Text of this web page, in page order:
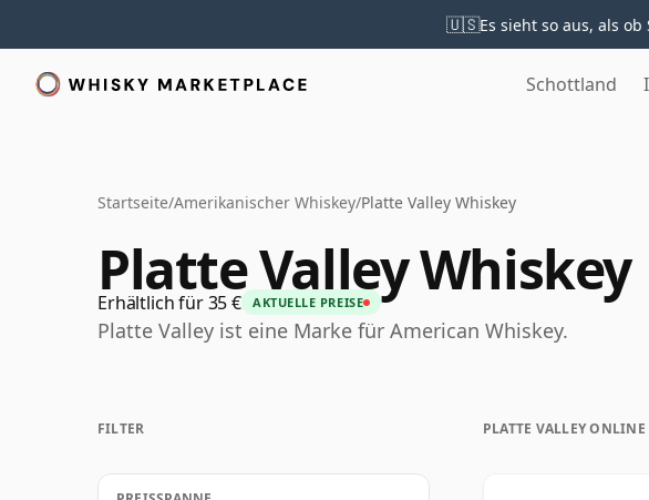
🇺🇸Es sieht so aus, als
Schottland
Startseite/Amerikanischer Whiskey/Platte Valley Whiskey
Platte Valley Whiskey
Erhältlich für 35 € AKTUELLE PREISE
Platte Valley ist eine Marke für American Whiskey.
PLATTE VALLEY ONLINE
FILTER